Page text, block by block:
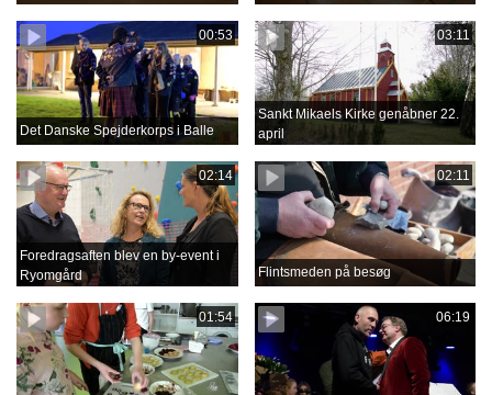
00:53
Det Danske Spejderkorps i Balle
03:11
Sankt Mikaels Kirke genåbner 22.
april
02:14
Foredragsaften blev en by-event i
Ryomgård
02:11
Flintsmeden på besøg
01:54 06:19